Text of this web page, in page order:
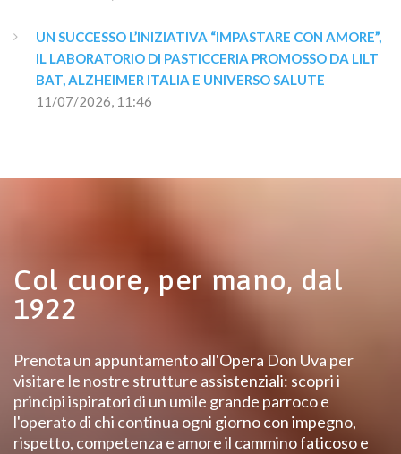
UN SUCCESSO L’INIZIATIVA “IMPASTARE CON AMORE”,
IL LABORATORIO DI PASTICCERIA PROMOSSO DA LILT
BAT, ALZHEIMER ITALIA E UNIVERSO SALUTE
11/07/2026, 11:46
Col cuore, per mano, dal
1922
Prenota un appuntamento all'Opera Don Uva per
visitare le nostre strutture assistenziali: scopri i
principi ispiratori di un umile grande parroco e
l'operato di chi continua ogni giorno con impegno,
rispetto, competenza e amore il cammino faticoso e